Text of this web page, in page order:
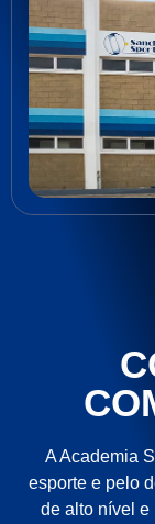
A Academia
esporte e pelo
de alto nível e